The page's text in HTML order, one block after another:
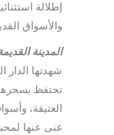
إطلالة
والأسواق
المدينة
شهدتها الدار
تحتفظ بسحرها
العتيقة،
غنى عنها